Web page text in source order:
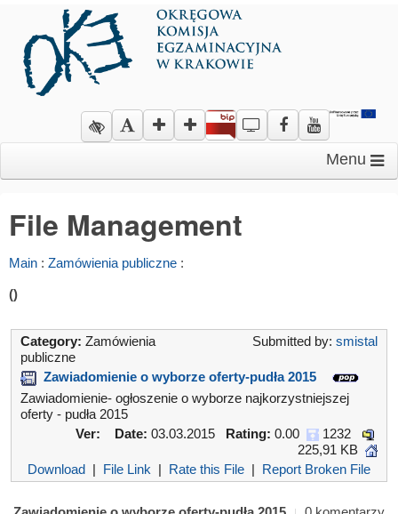
Menu
File Management
Main : Zamówienia publiczne :
()
Category: Zamówienia
publiczne
Submitted by: smistal
Zawiadomienie o wyborze oferty-pudła 2015
Zawiadomienie- ogłoszenie o wyborze najkorzystniejszej
oferty - pudła 2015
Ver:
Date: 03.03.2015 Rating: 0.00
1232
225,91 KB
Download | File Link | Rate this File | Report Broken File